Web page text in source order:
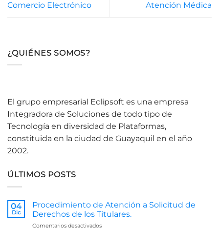
Comercio Electrónico
Atención Médica
¿QUIÉNES SOMOS?
El grupo empresarial Eclipsoft es una empresa
Integradora de Soluciones de todo tipo de
Tecnología en diversidad de Plataformas,
constituida en la ciudad de Guayaquil en el año
2002.
ÚLTIMOS POSTS
04
Dic
Procedimiento de Atención a Solicitud de
Derechos de los Titulares.
Comentarios desactivadosen